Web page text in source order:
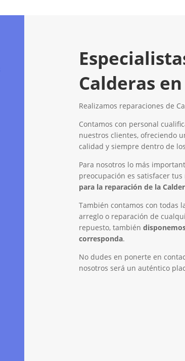
Calderas en
Realizamos reparaciones de
Contamos con personal
nuestros clientes, ofreciendo
calidad y siempre dentro de
Para nosotros lo más
preocupación es satisfacer tus
para la reparación de la
También contamos con todas
arreglo o reparación de
repuesto, también
corresponda.
No dudes en ponerte en
nosotros será un auténtico